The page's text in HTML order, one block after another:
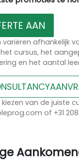
AAN
variëren afhankelijk
cursus, het
en het aantal
van de juiste
of +31